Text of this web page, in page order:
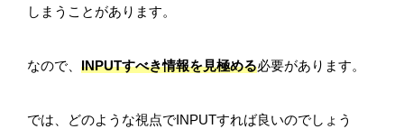
しまうことがあります。
なので、 INPUTすべき情報を見極める必要があります。
では、どのような視点でINPUTすれば良いのでしょう